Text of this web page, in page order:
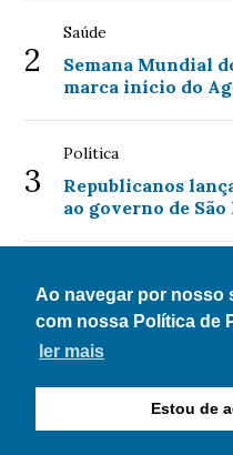
Ao navegar por nosso
com nossa Política de
ler mais
Estou de
2
Saúde
Semana Mundial
marca início do
3
Política
Republicanos
ao governo de São
4
Procon-RJ
por falta de luz
5
Mega-Sena